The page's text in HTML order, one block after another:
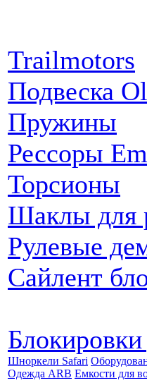
Trailmotors
Подвеска
Пружины
Рессоры
Торсионы
Шаклы для
Рулевые
Сайлент
Шноркели Safari
Одежда ARB Емкости для